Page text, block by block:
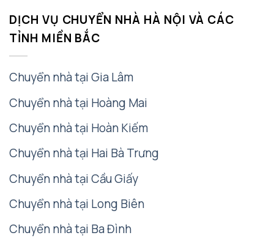
DỊCH VỤ CHUYỂN NHÀ HÀ NỘI VÀ CÁC
TỈNH MIỀN BẮC
Chuyển nhà tại Gia Lâm
Chuyển nhà tại Hoàng Mai
Chuyển nhà tại Hoàn Kiếm
Chuyển nhà tại Hai Bà Trưng
Chuyển nhà tại Cầu Giấy
Chuyển nhà tại Long Biên
Chuyển nhà tại Ba Đình